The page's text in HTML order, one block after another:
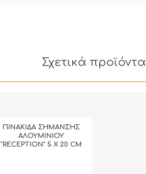
Σχετικά προϊόντα
ΠΙΝΑΚΙΔΑ ΣΗΜΑΝΣΗΣ
ΑΛΟΥΜΙΝΙΟΥ
"RECEPTION" 5 Χ 20 CΜ